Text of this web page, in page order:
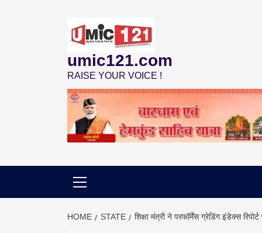
umic121.com
RAISE YOUR VOICE !
HOME STATE शिक्षा मंत्री ने परफॉर्मेंस ग्रेडिंग इंडेक्स